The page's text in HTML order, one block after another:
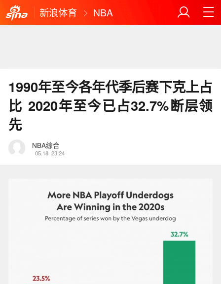
新浪体育 NBA
1990年至今各年代季后赛下克上占
比 2020年至今已占32.7%断层领
先
NBA综合
05.18 23:24